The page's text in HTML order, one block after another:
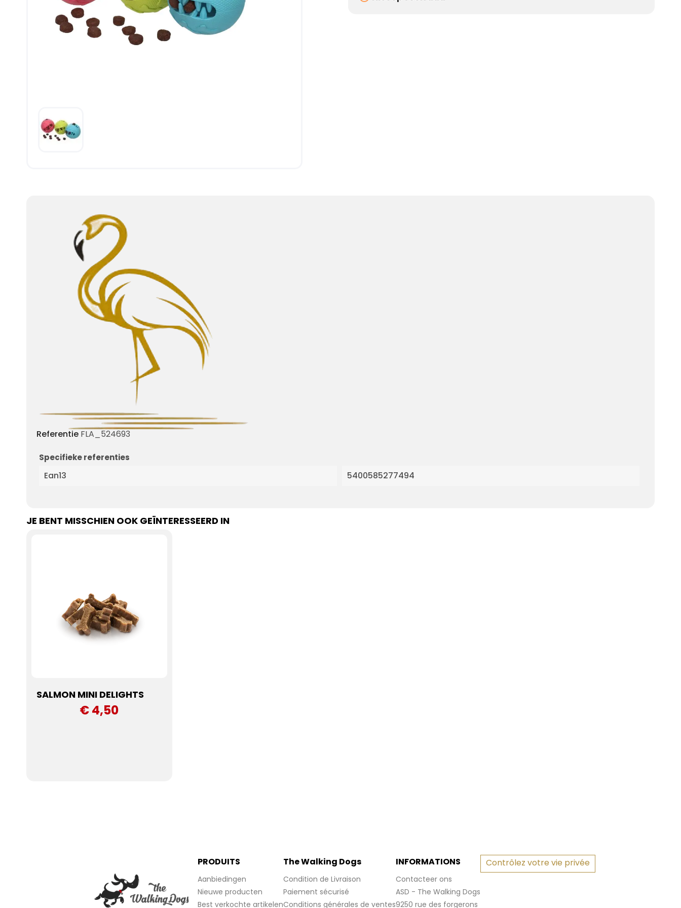
Referentie FLA_524693
Specifieke referenties
Ean13 5400585277494
JE BENT MISSCHIEN OOK GEÏNTERESSEERD IN
SALMON MINI DELIGHTS
€ 4,50
PRODUITS
Aanbiedingen
Nieuwe producten
Best verkochte artikelen
The Walking Dogs
Condition de Livraison
Paiement sécurisé
Conditions générales de ventes
INFORMATIONS
Contacteer ons
ASD - The Walking Dogs
9250 rue des forgerons
Contrôlez votre vie privée